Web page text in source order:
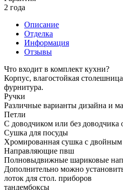
2 года
Описание
Отделка
Информация
Отзывы
Что входит в комплект кухни?
Корпус, влагостойкая
фурнитура.
Ручки
Различные варианты дизайна и
Петли
С доводчиком или без доводчика
Сушка для посуды
Хромированная сушка с
Направляющие пвш
Полновыдвижные шариковые
Дополнительно можно
лоток для стол. приборов
тандембоксы